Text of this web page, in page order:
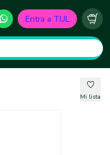
Entra a TUL
Mi lista